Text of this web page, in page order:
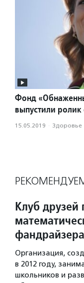
Фонд
выпустили
15.05.2019 · Здоровье
Клуб
фандрайзера
Организация,
в 2012 году,
школьников и